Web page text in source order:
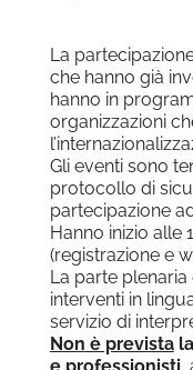
La
che hanno già
hanno in
organizzazioni
Gli eventi sono
protocollo di
partecipazione
Hanno inizio alle
(registrazione e
La parte
interventi in
servizio di
Non è previstala